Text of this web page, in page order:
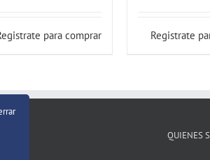
para comprar Registrate
QUIENES